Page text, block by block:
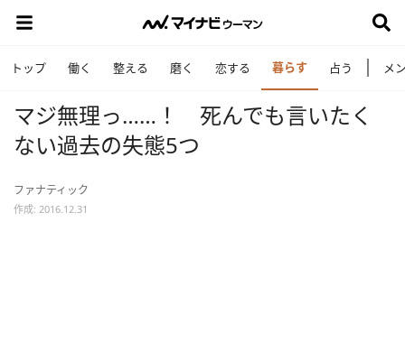
トップ 働く 整える 磨く 恋する 暮らす 占う メ
マジ無理っ……！ 死んでも言いたく
ない過去の失態5つ
ファナティック
作成: 2016.12.31